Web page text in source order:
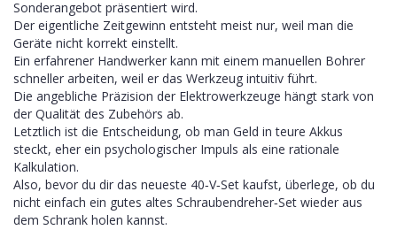
Sonderangebot präsentiert wird.
Der eigentliche Zeitgewinn entsteht meist nur, weil man die
Geräte nicht korrekt einstellt.
Ein erfahrener Handwerker kann mit einem manuellen Bohrer
schneller arbeiten, weil er das Werkzeug intuitiv führt.
Die angebliche Präzision der Elektrowerkzeuge hängt stark von
der Qualität des Zubehörs ab.
Letztlich ist die Entscheidung, ob man Geld in teure Akkus
steckt, eher ein psychologischer Impuls als eine rationale
Kalkulation.
Also, bevor du dir das neueste 40‑V‑Set kaufst, überlege, ob du
nicht einfach ein gutes altes Schraubendreher‑Set wieder aus
dem Schrank holen kannst.